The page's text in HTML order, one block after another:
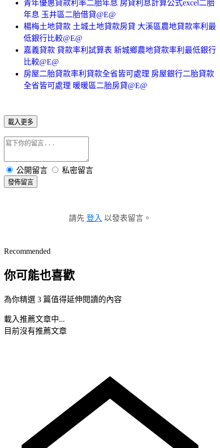
青年優惠貸款利率二胎年息 房貸利息計算公式excel二胎
年息 玉井區二胎借貸@E@
楊梅土地貸款 土城土地貸款房貸 大溪區農地貸款率利最
低銀行比較@E@
嘉義貸款 貸款率利試算表 新城鄉農地貸款率利最低銀行
比較@E@
房屋二胎貸款率利貸款全省皆可處理 房屋銀行二胎貸款
全省皆可處理 暖暖區二胎房貸@E@
載入更多
公開留言 私密留言
發佈留言
請先 登入 以發表留言。
Recommended
你可能也喜歡
為你精選 3 篇值得延伸閱讀的內容
載入推薦文章中...
目前沒有推薦文章